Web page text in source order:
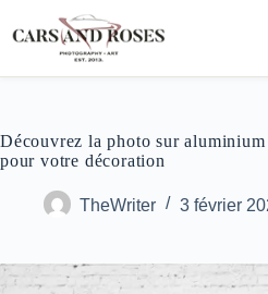
au
contenu
Découvrez la photo sur
pour votre décoration
TheWriter 3 février